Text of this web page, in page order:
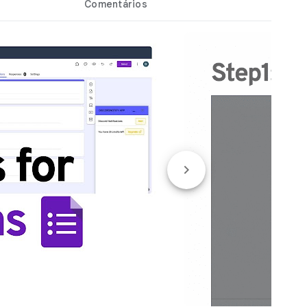
Comentários